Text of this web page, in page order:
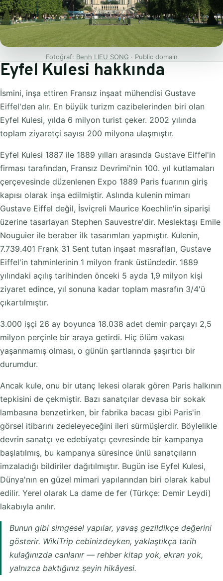
Fotoğraf: Benh LIEU SONG · Public domain
Eyfel Kulesi hakkında
İsmini, inşa ettiren Fransız inşaat mühendisi Gustave
Eiffel'den alır. En büyük turizm cazibelerinden biri olan
Eyfel Kulesi, yılda 6 milyon turist çeker. 2002 yılında
toplam ziyaretçi sayısı 200 milyona ulaşmıştır.
Eyfel Kulesi 1887 ile 1889 yılları arasında Gustave Eiffel'in
firması tarafından, Fransız Devrimi'nin 100. yıl kutlamaları
çerçevesinde düzenlenen Expo 1889 Paris fuarının giriş
kapısı olarak inşa edilmiştir. Aslında kulenin mimarı
Gustave Eiffel değil, İsviçreli Maurice Koechlin'in siparişi
üzerine tasarlayan Stephen Sauvestre'dir. Meslektaşı Emile
Nouguier ile beraber ilk tasarımları yapmıştır. Kulenin,
7.739.401 Frank 31 Sent tutan inşaat masrafları, Gustave
Eiffel'in tahminlerinin 1 milyon frank üstündedir. 1889
yılındaki açılış tarihinden önceki 5 ayda 1,9 milyon kişi
ziyaret edince, yıl sonuna kadar toplam masrafın 3/4'ü
çıkartılmıştır.
3.000 işçi 26 ay boyunca 18.038 adet demir parçayı 2,5
milyon perçinle bir araya getirdi. Hiç ölüm vakası
yaşanmamış olması, o günün şartlarında şaşırtıcı bir
durumdur.
Ancak kule, onu bir utanç lekesi olarak gören Paris halkının
tepkisini de çekmiştir. Bazı sanatçılar devasa bir sokak
lambasına benzetirken, bir fabrika bacası gibi Paris'in
görsel itibarını zedeleyeceğini ileri sürmüşlerdir. Böylelikle
devrin sanatçı ve edebiyatçı çevresinde bir kampanya
başlatılmış, bu kampanya süresince ünlü sanatçıların
imzaladığı bildiriler dağıtılmıştır. Bugün ise Eyfel Kulesi,
Dünya'nın en güzel mimari yapılarından biri olarak kabul
edilir. Yerel olarak La dame de fer (Türkçe: Demir Leydi)
lakabıyla anılır.
Bunun gibi simgesel yapılar, yavaş gezildikçe değerini
gösterir. WikiTrip cebinizdeyken, yaklaştıkça tarih
kulağınızda canlanır — rehber kitap yok, ekran yok,
yalnızca baktığınız şeyin hikâyesi.